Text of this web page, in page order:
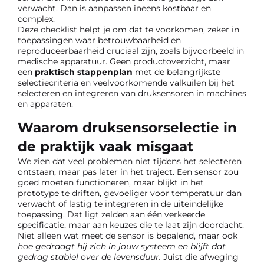
verwacht. Dan is aanpassen ineens kostbaar en
complex.
Deze checklist helpt je om dat te voorkomen, zeker in
toepassingen waar betrouwbaarheid en
reproduceerbaarheid cruciaal zijn, zoals bijvoorbeeld in
medische apparatuur. Geen productoverzicht, maar
een praktisch stappenplan met de belangrijkste
selectiecriteria en veelvoorkomende valkuilen bij het
selecteren en integreren van druksensoren in machines
en apparaten.
Waarom druksensorselectie in
de praktijk vaak misgaat
We zien dat veel problemen niet tijdens het selecteren
ontstaan, maar pas later in het traject. Een sensor zou
goed moeten functioneren, maar blijkt in het
prototype te driften, gevoeliger voor temperatuur dan
verwacht of lastig te integreren in de uiteindelijke
toepassing. Dat ligt zelden aan één verkeerde
specificatie, maar aan keuzes die te laat zijn doordacht.
Niet alleen wat meet de sensor is bepalend, maar ook
hoe gedraagt hij zich in jouw systeem en blijft dat
gedrag stabiel over de levensduur. Juist die afweging